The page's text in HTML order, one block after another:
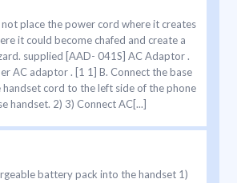
place the power cord where it creates
it could become chafed and create a
supplied [AAD- 041S] AC Adaptor .
AC adaptor . [1 1] B. Connect the base
handset cord to the left side of the phone
handset. 2) 3) Connect AC[...]
battery pack into the handset 1)